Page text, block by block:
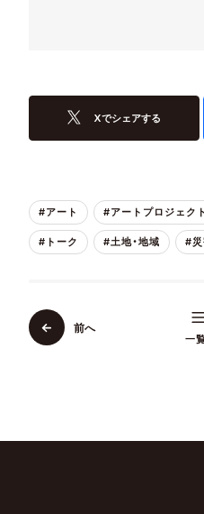
Xでシェアする
#アート #アートプロジェクト
#トーク #土地・地域 #
前へ
一